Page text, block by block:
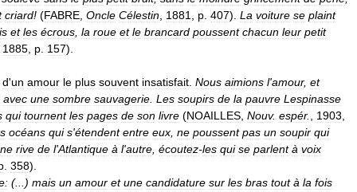
criard! (FABRE Oncle Célestin 1881 p 407). La voiture se plaint
et les écrous la roue et le brancard poussent chacun leur petit
1885 p 157).
d'un amour le plus souvent insatisfait Nous aimions l'amour, et
avec une sombre sauvagerie Les soupirs de la pauvre Lespinasse
qui tournent les pages de son livre (NOAILLES Nouv. espér. 1903
océans qui s'étendent entre eux ne poussent pas un soupir qui
rive de l'Atlantique à l'autre écoutez-les qui se parlent à voix
358).
(...) mais un amour et une candidature sur les bras tout à la fois